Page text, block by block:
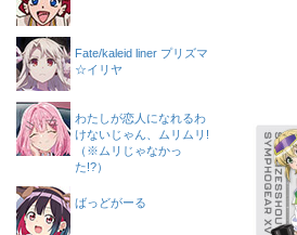
Fate/kaleid liner プリズマ
☆イリヤ
わたしが恋人になれるわ
けないじゃん、ムリムリ!
（※ムリじゃなかっ
た!?）
ばっどがーる